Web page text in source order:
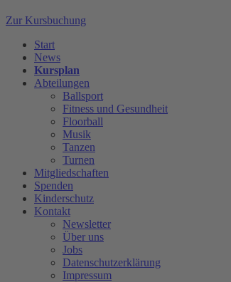
Zur Kursbuchung
Start
News
Kursplan
Abteilungen
Ballsport
Fitness und Gesundheit
Floorball
Musik
Tanzen
Turnen
Mitgliedschaften
Spenden
Kinderschutz
Kontakt
Newsletter
Über uns
Jobs
Datenschutzerklärung
Impressum